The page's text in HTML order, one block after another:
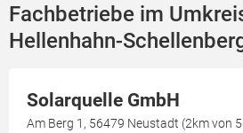
Fachbetriebe im
Hellenhahn-
Solarquelle GmbH
Am Berg 1, 56479 Neustadt (2km von